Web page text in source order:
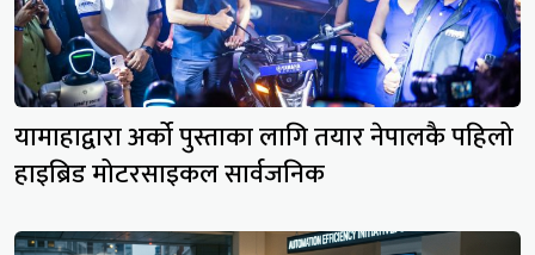
यामाहाद्वारा अर्को पुस्ताका लागि तयार नेपालकै पहिलो
हाइब्रिड मोटरसाइकल सार्वजनिक